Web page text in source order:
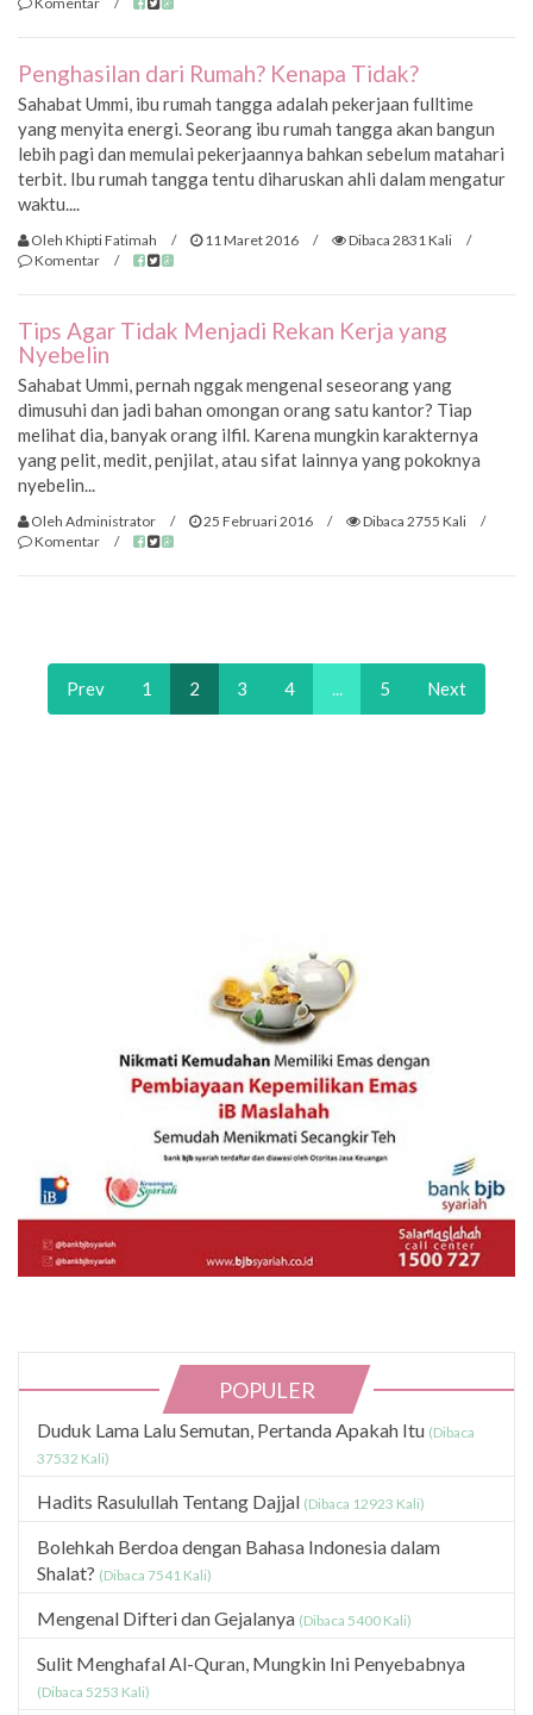
Penghasilan dari Rumah? Kenapa Tidak?
Sahabat Ummi, ibu rumah tangga adalah pekerjaan fulltime
yang menyita energi. Seorang ibu rumah tangga akan bangun
lebih pagi dan memulai pekerjaannya bahkan sebelum matahari
terbit. Ibu rumah tangga tentu diharuskan ahli dalam mengatur
waktu....
Oleh Khipti Fatimah / 11 Maret 2016 / Dibaca 2831 Kali
/
Komentar
/
Tips Agar Tidak Menjadi Rekan Kerja yang
Nyebelin
Sahabat Ummi, pernah nggak mengenal seseorang yang
dimusuhi dan jadi bahan omongan orang satu kantor? Tiap
melihat dia, banyak orang ilfil. Karena mungkin karakternya
yang pelit, medit, penjilat, atau sifat lainnya yang pokoknya
nyebelin...
Oleh Administrator / 25 Februari 2016 / Dibaca 2755 Kali
/
Komentar
/
Prev 1 2 3 4 ... 5 Next
POPULER
Duduk Lama Lalu Semutan, Pertanda Apakah Itu (Dibaca
37532 Kali)
Hadits Rasulullah Tentang Dajjal (Dibaca 12923 Kali)
Bolehkah Berdoa dengan Bahasa Indonesia dalam
Shalat? (Dibaca 7541 Kali)
Mengenal Difteri dan Gejalanya (Dibaca 5400 Kali)
Sulit Menghafal Al-Quran, Mungkin Ini Penyebabnya
(Dibaca 5253 Kali)